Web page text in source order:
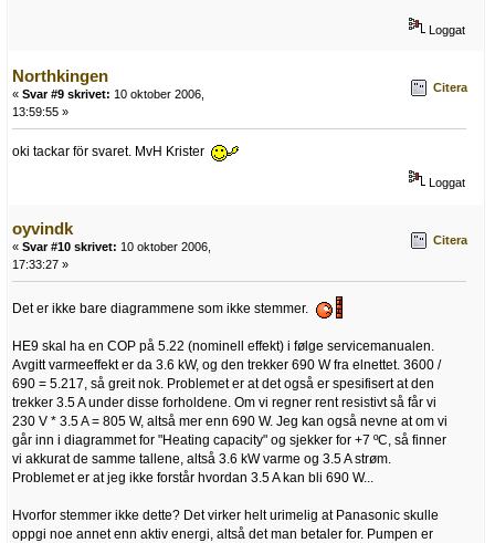
Loggat
Northkingen
« Svar #9 skrivet: 10 oktober 2006,
13:59:55 »
Citera
oki tackar för svaret. MvH Krister
Loggat
oyvindk
« Svar #10 skrivet: 10 oktober 2006,
17:33:27 »
Citera
Det er ikke bare diagrammene som ikke stemmer.
HE9 skal ha en COP på 5.22 (nominell effekt) i følge servicemanualen.
Avgitt varmeeffekt er da 3.6 kW, og den trekker 690 W fra elnettet. 3600 /
690 = 5.217, så greit nok. Problemet er at det også er spesifisert at den
trekker 3.5 A under disse forholdene. Om vi regner rent resistivt så får vi
230 V * 3.5 A = 805 W, altså mer enn 690 W. Jeg kan også nevne at om vi
går inn i diagrammet for "Heating capacity" og sjekker for +7 ºC, så finner
vi akkurat de samme tallene, altså 3.6 kW varme og 3.5 A strøm.
Problemet er at jeg ikke forstår hvordan 3.5 A kan bli 690 W...
Hvorfor stemmer ikke dette? Det virker helt urimelig at Panasonic skulle
oppgi noe annet enn aktiv energi, altså det man betaler for. Pumpen er